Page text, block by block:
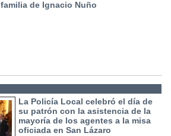
familia de Ignacio Nuño
La Policía Local celebró el día de
su patrón con la asistencia de la
mayoría de los agentes a la misa
oficiada en San Lázaro